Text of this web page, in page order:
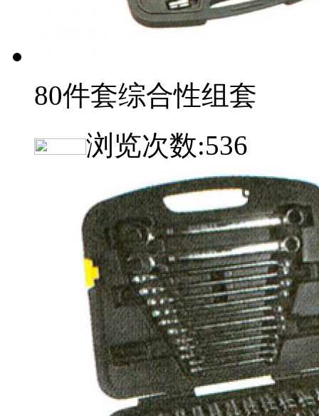
80件套综合性组套
浏览次数:536